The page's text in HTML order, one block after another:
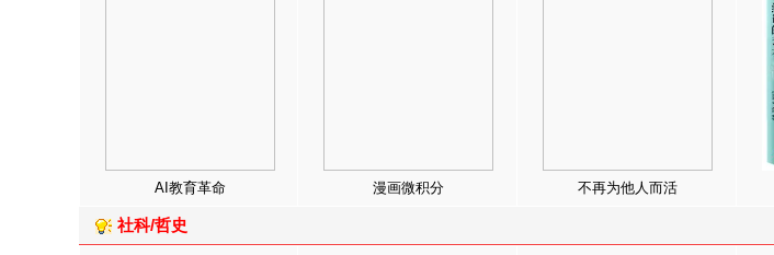
AI教育革命 漫画微积分 不再为他人而活
社科/哲史